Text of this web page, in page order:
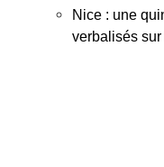
Nice : une
verbalisés